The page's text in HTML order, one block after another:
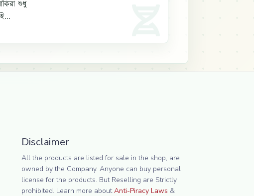
শুধু
Disclaimer
All the products are listed for sale in the shop, are
owned by the Company. Anyone can buy personal
license for the products. But Reselling are Strictly
prohibited. Learn more aboutAnti-Piracy Laws &